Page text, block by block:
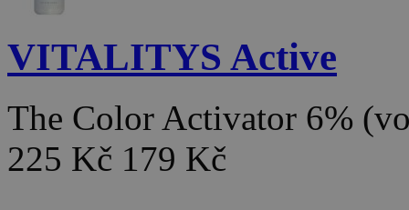
VITALITYS Active
The Color Activator 6%
225 Kč 179 Kč